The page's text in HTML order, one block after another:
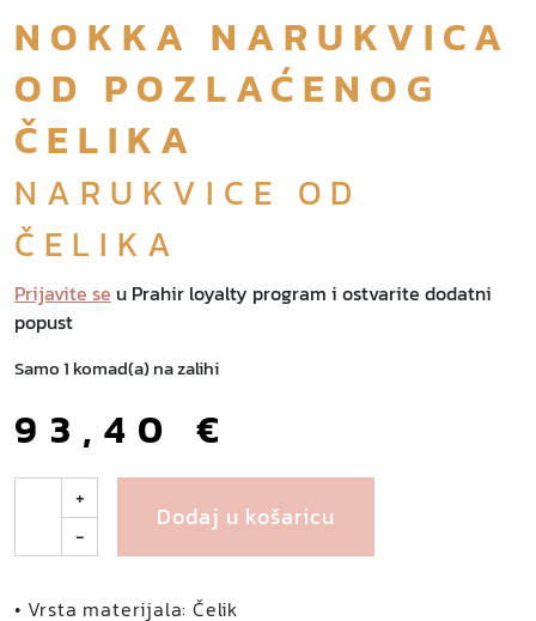
NOKKA NARUKVICA
OD POZLAĆENOG
ČELIKA
NARUKVICE OD
ČELIKA
Prijavite se u Prahir loyalty program i ostvarite dodatni
popust
Samo 1 komad(a) na zalihi
93,40€
k
a
+
-
Dodaj u košaricu
• Vrsta materijala: Čelik